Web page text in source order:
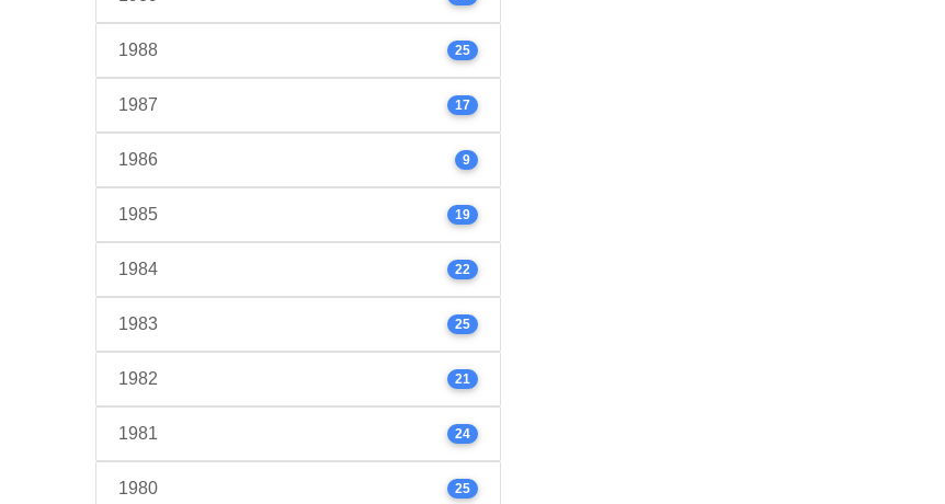
1988 25
1987 17
1986 9
1985 19
1984 22
1983 25
1982 21
1981 24
1980 25